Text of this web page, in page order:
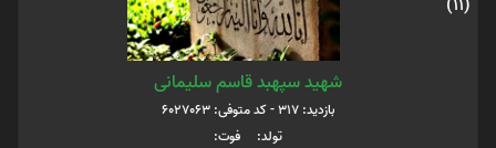
(11)
شهید سپهبد قاسم سلیمانی
بازدید: 317 - کد متوفی: 6027063
تولد: فوت: